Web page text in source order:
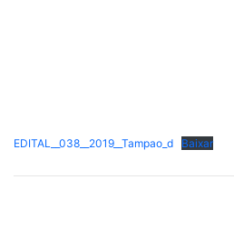
EDITAL__038__2019__Tampao_d Baixar